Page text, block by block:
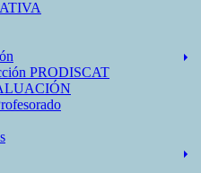
PRODISCAT